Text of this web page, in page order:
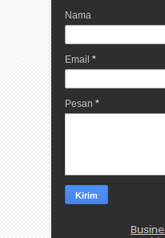
Nama
Email *
Pesan *